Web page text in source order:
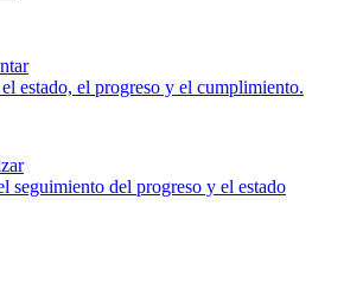
estado, el progreso y el cumplimiento.
seguimiento del progreso y el estado